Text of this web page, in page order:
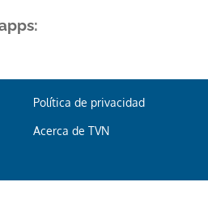
Política de privacidad
Acerca de TVN